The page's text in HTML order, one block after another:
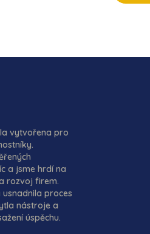
vytvořena pro
a jsme hrdí na
rozvoj firem.
proces
nástroje a
úspěchu.